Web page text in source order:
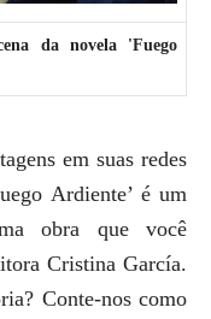
da novela 'Fuego
em suas redes
Ardiente’ é um
obra que você
Cristina García.
Conte-nos como